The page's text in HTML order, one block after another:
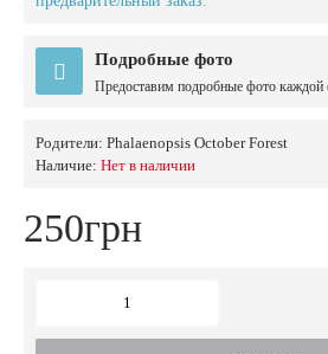
Подробные фото
Предоставим подробные фото каждой
Родители: Phalaenopsis October Forest
Наличие: Нет в наличии
250грн